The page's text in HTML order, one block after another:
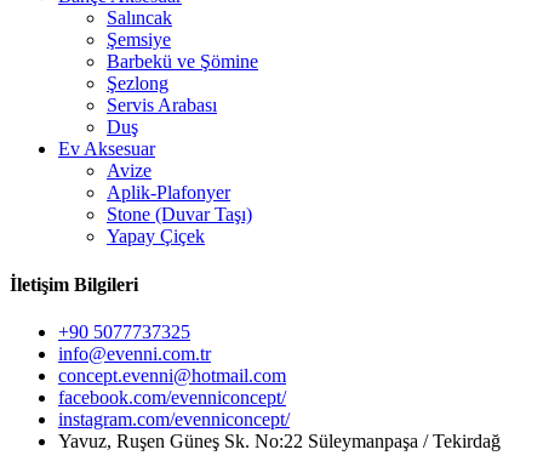
Salıncak
Şemsiye
Barbekü ve Şömine
Şezlong
Servis Arabası
Duş
Ev Aksesuar
Avize
Aplik-Plafonyer
Stone (Duvar Taşı)
Yapay Çiçek
İletişim Bilgileri
+90 5077737325
info@evenni.com.tr
concept.evenni@hotmail.com
facebook.com/evenniconcept/
instagram.com/evenniconcept/
Yavuz, Ruşen Güneş Sk. No:22 Süleymanpaşa / Tekirdağ